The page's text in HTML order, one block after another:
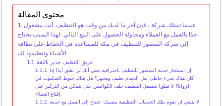
محتوى المقالة
عندما تمتلك شركة ، فإن آخر ما لديك من وقت هو التنظيف. أنت مشغول
جدًا بالعمل مع العملاء ومحاولة الحصول على البيع التالي. لهذا السبب تحتاج
إلى شركة المنصور للتنظيف فى مكة للمساعدة في الحفاظ على نظافة
الأشياء وتنظيمها لك.
فريق التنظيف جدير بالثقة
إن استئجار خدمة المنصور للتنظيف باحترافية يعني أنك لن تقلق أبدًا إذا
كان هناك شيء خاطئ. هل الحمام نظيف ومجهز؟ هل هناك خيوط العنكبوت في
الزوايا؟ لا تقلق! سنفعل التنظيف خلف الكواليس حتى تتمكن من التركيز على
لا ينبغي ان تقوم بتلك الخدمات التنظيفية بنفسك. تحتاج إلى العمل مع خدمة